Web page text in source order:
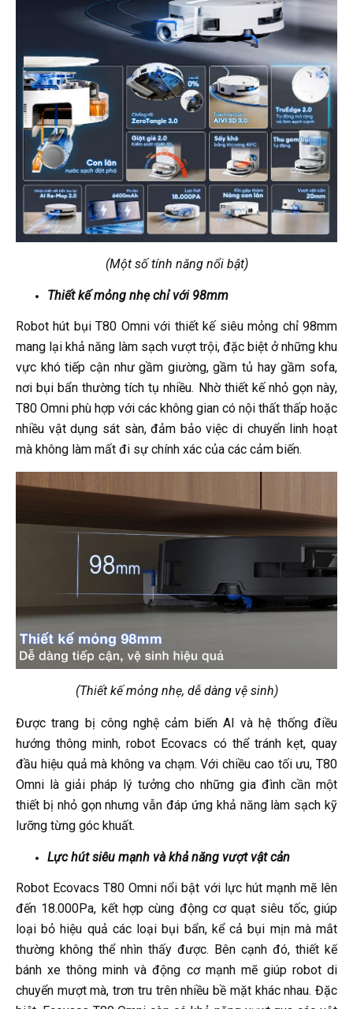
(Một số tính năng nổi bật)
Thiết kế mỏng nhẹ chỉ với 98mm
Robot hút bụi T80 Omni với thiết kế siêu mỏng chỉ 98mm
mang lại khả năng làm sạch vượt trội, đặc biệt ở những khu
vực khó tiếp cận như gầm giường, gầm tủ hay gầm sofa,
nơi bụi bẩn thường tích tụ nhiều. Nhờ thiết kế nhỏ gọn này,
T80 Omni phù hợp với các không gian có nội thất thấp hoặc
nhiều vật dụng sát sàn, đảm bảo việc di chuyển linh hoạt
mà không làm mất đi sự chính xác của các cảm biến.
(Thiết kế mỏng nhẹ, dễ dàng vệ sinh)
Được trang bị công nghệ cảm biến AI và hệ thống điều
hướng thông minh, robot Ecovacs có thể tránh kẹt, quay
đầu hiệu quả mà không va chạm. Với chiều cao tối ưu, T80
Omni là giải pháp lý tưởng cho những gia đình cần một
thiết bị nhỏ gọn nhưng vẫn đáp ứng khả năng làm sạch kỹ
lưỡng từng góc khuất.
Lực hút siêu mạnh và khả năng vượt vật cản
Robot Ecovacs T80 Omni nổi bật với lực hút mạnh mẽ lên
đến 18.000Pa, kết hợp cùng động cơ quạt siêu tốc, giúp
loại bỏ hiệu quả các loại bụi bẩn, kể cả bụi mịn mà mắt
thường không thể nhìn thấy được. Bên cạnh đó, thiết kế
bánh xe thông minh và động cơ mạnh mẽ giúp robot di
chuyển mượt mà, trơn tru trên nhiều bề mặt khác nhau. Đặc